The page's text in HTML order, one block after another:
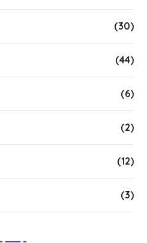
(30)
(44)
(6)
(2)
(12)
(3)